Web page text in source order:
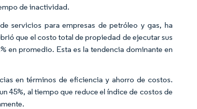
de inactividad.
servicios para empresas de petróleo y gas, ha
que el costo total de propiedad de ejecutar sus
en promedio. Esta es la tendencia dominante en
en términos de eficiencia y ahorro de costos.
45%, al tiempo que reduce el índice de costos de